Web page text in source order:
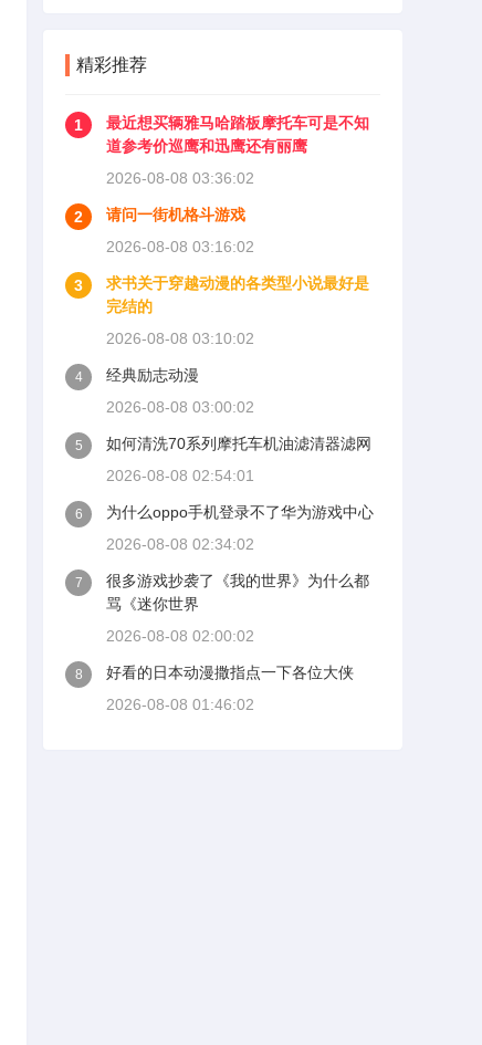
精彩推荐
1
最近想买辆雅马哈踏板摩托车可是不知
道参考价巡鹰和迅鹰还有丽鹰
2026-08-08 03:36:02
2
请问一街机格斗游戏
2026-08-08 03:16:02
3
求书关于穿越动漫的各类型小说最好是
完结的
2026-08-08 03:10:02
4
经典励志动漫
2026-08-08 03:00:02
5
如何清洗70系列摩托车机油滤清器滤网
2026-08-08 02:54:01
6
为什么oppo手机登录不了华为游戏中心
2026-08-08 02:34:02
7
很多游戏抄袭了《我的世界》为什么都
骂《迷你世界
2026-08-08 02:00:02
8
好看的日本动漫撒指点一下各位大侠
2026-08-08 01:46:02